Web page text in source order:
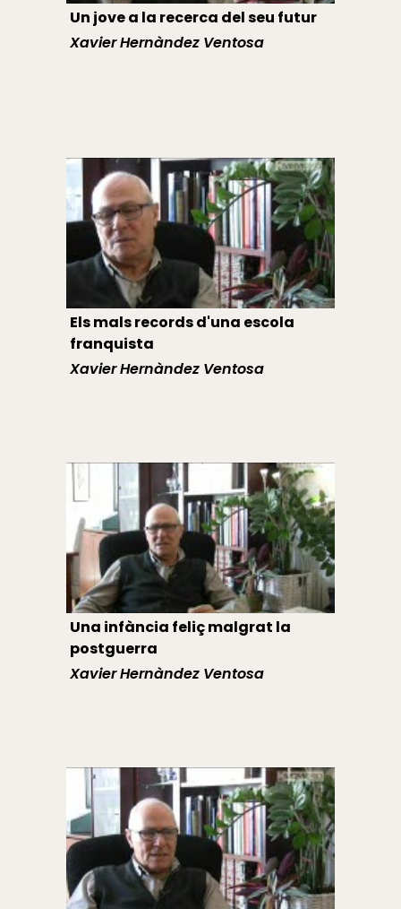
Un jove a la recerca del seu futur
Xavier Hernàndez Ventosa
Els mals records d'una escola
franquista
Xavier Hernàndez Ventosa
Una infància feliç malgrat la
postguerra
Xavier Hernàndez Ventosa